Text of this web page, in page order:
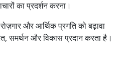
का प्रदर्शन करना।
और आर्थिक प्रगति को बढ़ावा
समर्थन और विकास प्रदान करता है।